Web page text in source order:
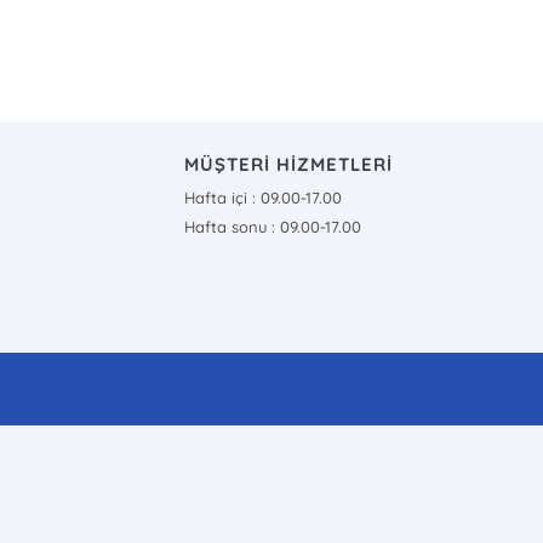
MÜŞTERİ HİZMETLERİ
Hafta içi : 09.00-17.00
Hafta sonu : 09.00-17.00